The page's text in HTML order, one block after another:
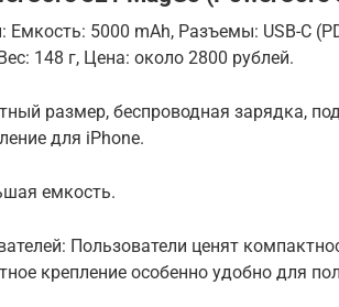
Емкость: 5000 mAh, Разъемы: USB-C
148 г, Цена: около 2800 рублей.
размер, беспроводная зарядка,
для iPhone.
емкость.
Пользователи ценят
крепление особенно удобно для